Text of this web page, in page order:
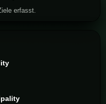
erfasst.